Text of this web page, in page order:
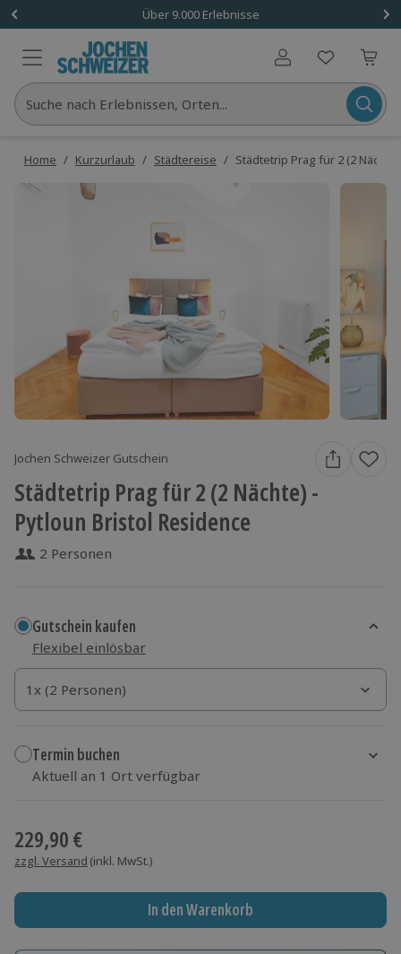
Über 9.000 Erlebnisse
Benutzerkonto
Suche nach Erlebnissen, Orten...
Home / Kurzurlaub / Städtereise / Städtetrip Prag für 2 (2
Jochen Schweizer Gutschein
Städtetrip Prag für 2 (2 Nächte) -
Pytloun Bristol Residence
2 Personen
Gutschein kaufen
Flexibel einlösbar
1x (2 Personen)
1x (2 Personen)
1x (2 Personen)
Termin buchen
Aktuell an 1 Ort verfügbar
229,90 €
zzgl. Versand (inkl. MwSt.)
In den Warenkorb